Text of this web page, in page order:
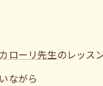
ローリ先生のレッス
ながら